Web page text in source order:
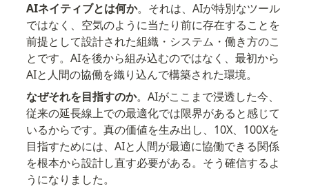
AIネイティブとは何か。それは、AIが特別なツール
ではなく、空気のように当たり前に存在することを
前提として設計された組織・システム・働き方のこ
とです。AIを後から組み込むのではなく、最初から
AIと人間の協働を織り込んで構築された環境。
なぜそれを目指すのか。AIがここまで浸透した今、
従来の延長線上での最適化では限界があると感じて
いるからです。真の価値を生み出し、10X、100Xを
目指すためには、AIと人間が最適に協働できる関係
を根本から設計し直す必要がある。そう確信するよ
うになりました。